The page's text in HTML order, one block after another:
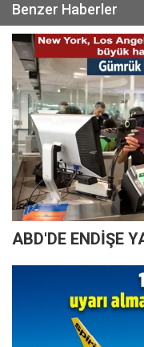
Benzer Haberler
ABD'DE ENDİŞE